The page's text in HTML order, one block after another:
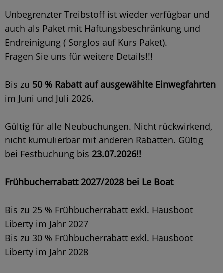
Unbegrenzter Treibstoff ist wieder verfügbar und
auch als Paket mit Haftungsbeschränkung und
Endreinigung ( Sorglos auf Kurs Paket).
Fragen Sie uns für weitere Details!!!
Bis zu 50 % Rabatt auf ausgewählte Einwegfahrten
im Juni und Juli 2026.
Gültig für alle Neubuchungen. Nicht rückwirkend,
nicht kumulierbar mit anderen Rabatten. Gültig
bei Festbuchung bis 23.07.2026!!
Frühbucherrabatt 2027/2028 bei Le Boat
Bis zu 25 % Frühbucherrabatt exkl. Hausboot
Liberty im Jahr 2027
Bis zu 30 % Frühbucherrabatt exkl. Hausboot
Liberty im Jahr 2028